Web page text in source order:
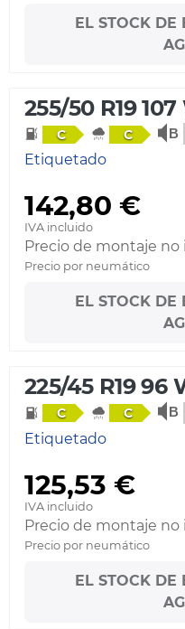
EL STOCK DE
255/50 R19
C C
Etiquetado
142,80 €
IVA incluido
Precio de montaje
Precio por neumático
EL STOCK DE
225/45 R19 96
C C
Etiquetado
125,53 €
IVA incluido
Precio de montaje no
Precio por neumático
EL STOCK DE